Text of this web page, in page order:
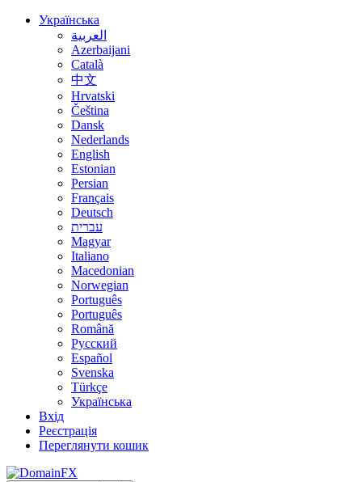
Українська
العربية
Azerbaijani
Català
中文
Hrvatski
Čeština
Dansk
Nederlands
English
Estonian
Persian
Français
Deutsch
עברית
Magyar
Italiano
Macedonian
Norwegian
Português
Português
Română
Русский
Español
Svenska
Türkçe
Українська
Вхід
Реєстрація
Переглянути кошик